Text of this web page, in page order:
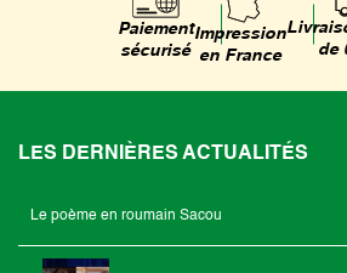
Paiement
sécurisé
Impression
en France
de
LES DERNIÈRES ACTUALITÉS
Le poème en roumain Sacou